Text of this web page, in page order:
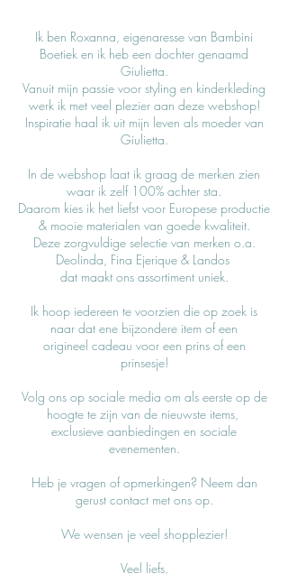
Ik ben Roxanna, eigenaresse van Bambini
Boetiek en ik heb een dochter genaamd
Giulietta.
Vanuit mijn passie voor styling en kinderkleding
werk ik met veel plezier aan deze webshop!
Inspiratie haal ik uit mijn leven als moeder van
Giulietta.
In de webshop laat ik graag de merken zien
waar ik zelf 100% achter sta.
Daarom kies ik het liefst voor Europese productie
& mooie materialen van goede kwaliteit.
Deze zorgvuldige selectie van merken o.a.
Deolinda, Fina Ejerique & Landos
dat maakt ons assortiment uniek.
Ik hoop iedereen te voorzien die op zoek is
naar dat ene bijzondere item of een
origineel cadeau voor een prins of een
prinsesje!
Volg ons op sociale media om als eerste op de
hoogte te zijn van de nieuwste items,
exclusieve aanbiedingen en sociale
evenementen.
Heb je vragen of opmerkingen? Neem dan
gerust contact met ons op.
We wensen je veel shopplezier!
Veel liefs,